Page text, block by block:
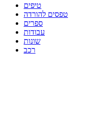
טיפים
טפסים להורדה
ספרים
עבודות
שונות
רכב